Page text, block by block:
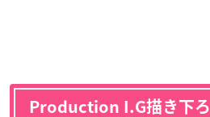
Production I.G描き下